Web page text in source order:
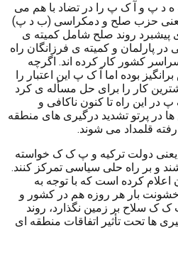
ه د پ و آ ک پ را در تضاد با هم می
حزب صلح و دمکراسی (ب د پ)
پیشبرد روند صلح شامل کمیته ی
پارلمان و کمیته ی فرزانگان راه
کشور کار کرده اند. اگرچه
بوده اما آ ک پ این اعتبار را
کار را برای حل مسأله ی کرد
در این راه تا کنون ناکافی و
در پرتو تشدید درگیری های منطقه
قلمداد می شوند.
دولت ترکیه و پ ک ک خواسته
و بر راه حلی سیاسی تمرکز کنند.
کرده است که با توجه به
بار هر روزه هم در کشور و
ک سلاح بر زمین نگذارد، روند
ها تحت تأثیر اتفاقات منطقه ای